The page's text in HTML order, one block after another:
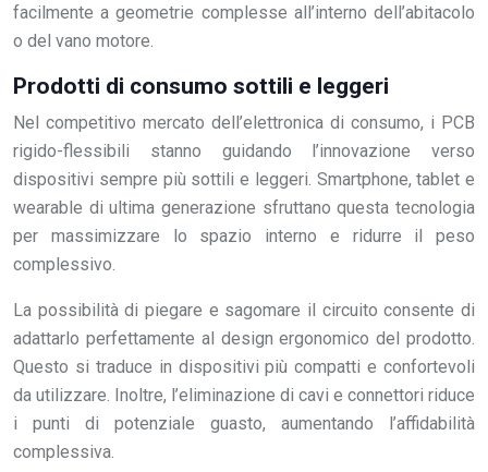
facilmente a geometrie complesse all’interno dell’abitacolo
o del vano motore.
Prodotti di consumo sottili e leggeri
Nel competitivo mercato dell’elettronica di consumo, i PCB
rigido-flessibili stanno guidando l’innovazione verso
dispositivi sempre più sottili e leggeri. Smartphone, tablet e
wearable di ultima generazione sfruttano questa tecnologia
per massimizzare lo spazio interno e ridurre il peso
complessivo.
La possibilità di piegare e sagomare il circuito consente di
adattarlo perfettamente al design ergonomico del prodotto.
Questo si traduce in dispositivi più compatti e confortevoli
da utilizzare. Inoltre, l’eliminazione di cavi e connettori riduce
i punti di potenziale guasto, aumentando l’affidabilità
complessiva.